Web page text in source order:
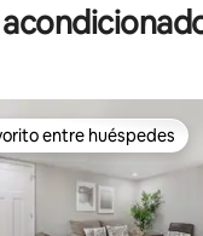
mejores en Favorito
entre huéspedes